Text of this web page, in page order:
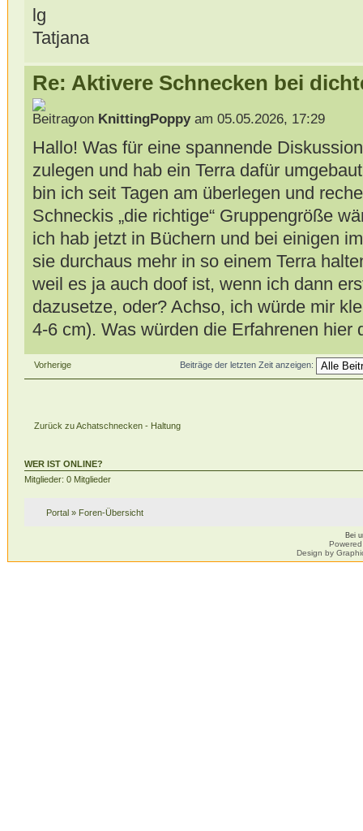
lg
Tatjana
Re: Aktivere Schnecken bei
von KnittingPoppyam 05.05.2026, 17:29
Hallo! Was für eine spannende
zulegen und hab ein Terra dafür
bin ich seit Tagen am überlegen und
Schneckis „die richtige“ Gruppengröße
ich hab jetzt in Büchern und bei einigen
sie durchaus mehr in so einem Terra
weil es ja auch doof ist, wenn ich dann
dazusetze, oder? Achso, ich würde mir
4-6 cm). Was würden die Erfahrenen hier
Vorherige Beiträge der letzten Zeit anzeigen:
Zurück zu Achatschnecken - Haltung
WER IST ONLINE?
Mitglieder: 0 Mitglieder
Portal » Foren-Übersicht
Bei
Design by